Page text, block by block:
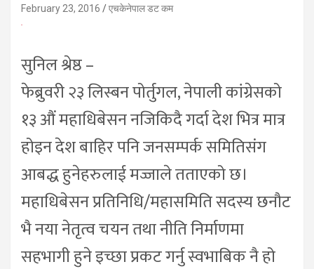
February 23, 2016 एचकेनेपाल डट कम
सुनिल श्रेष्ठ –
फेब्रुवरी २३ लिस्बन पोर्तुगल, नेपाली कांग्रेसको
१३ औं महाधिबेसन नजिकिदै गर्दा देश भित्र मात्र
होइन देश बाहिर पनि जनसम्पर्क समितिसंग
आबद्ध हुनेहरुलाई मज्जाले तताएको छ।
महाधिबेसन प्रतिनिधि/महासमिति सदस्य छनौट
भै नया नेतृत्व चयन तथा नीति निर्माणमा
सहभागी हुने इच्छा प्रकट गर्नु स्वभाबिक नै हो